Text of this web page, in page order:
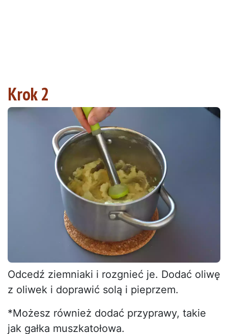
Krok 2
Odcedź ziemniaki i rozgnieć je. Dodać oliwę
z oliwek i doprawić solą i pieprzem.
*Możesz również dodać przyprawy, takie
jak gałka muszkatołowa.